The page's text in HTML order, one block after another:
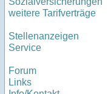
weitere Tarifverträge
Stellenanzeigen
Service
Forum
Links